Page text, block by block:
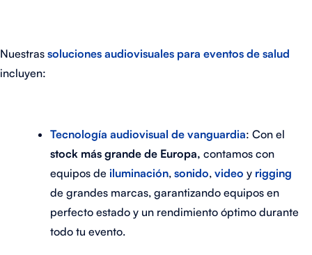
Nuestras soluciones audiovisuales para eventos de salud
incluyen:
Tecnología audiovisual de vanguardia: Con el
stock más grande de Europa, contamos con
equipos de iluminación, sonido, video y rigging
de grandes marcas, garantizando equipos en
perfecto estado y un rendimiento óptimo durante
todo tu evento.